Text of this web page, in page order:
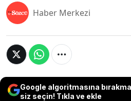
Haber Merkezi
Google algoritmasına
siz seçin! Tıkla ve ekle